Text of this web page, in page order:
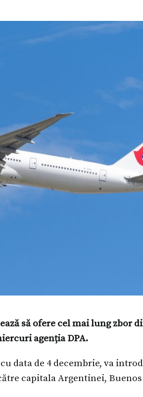
să ofere cel mai lung zbor
agenția DPA.
data de 4 decembrie, va
capitala Argentinei, Buenos